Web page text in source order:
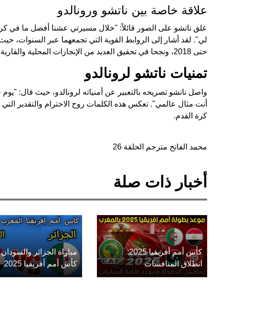
علاقة خاصة بين ناتشو ورونالدو
علق ناتشو على الصور قائلاً: "خلال مسيرتي عشنا أفضل ما في
حتى 2018، ونجحا في تحقيق العديد من الإنجازات المحلية والقارية.
تمنيات ناتشو لرونالدو
واصل ناتشو تصريحه بالتعبير عن أمنياته لرونالدو، حيث قال:
أنت مثال عالمي". تعكس هذه الكلمات روح الاحترام والتقدير التي
كرة القدم.
محمد الفاتح مترجم الحلقة 26
أخبار ذات صلة
كأس أمم أفريقيا 2025:
انطلاق المنافسات
مباراة الجزائر
كأس أمم أفريقيا 2025